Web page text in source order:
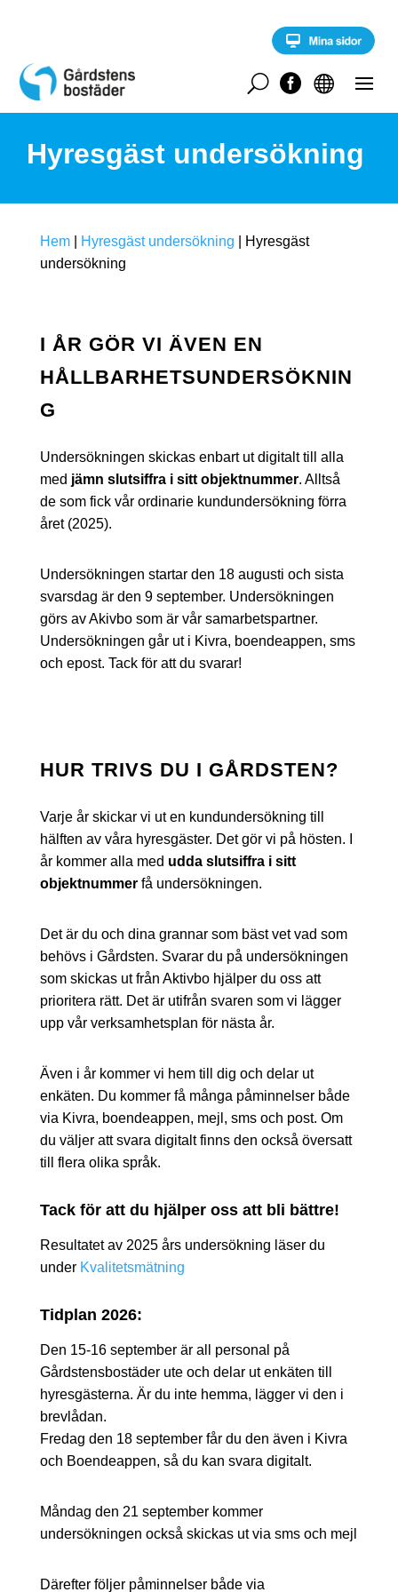
c
n


U
Hyresgäst undersökning
Hem Hyresgäst undersökning
Hyresgäst
undersökning
I ÅR GÖR VI ÄVEN EN
HÅLLBARHETSUNDERSÖKNIN
G
Undersökningen skickas enbart ut digitalt till alla
med jämn slutsiffra i sitt objektnummer. Alltså
de som fick vår ordinarie kundundersökning förra
året (2025).
Undersökningen startar den 18 augusti och sista
svarsdag är den 9 september. Undersökningen
görs av Akivbo som är vår samarbetspartner.
Undersökningen går ut i Kivra, boendeappen, sms
och epost. Tack för att du svarar!
HUR TRIVS DU I GÅRDSTEN?
Varje år skickar vi ut en kundundersökning till
hälften av våra hyresgäster. Det gör vi på hösten. I
år kommer alla med udda slutsiffra i sitt
objektnummerfå undersökningen.
Det är du och dina grannar som bäst vet vad som
behövs i Gårdsten. Svarar du på undersökningen
som skickas ut från Aktivbo hjälper du oss att
prioritera rätt. Det är utifrån svaren som vi lägger
upp vår verksamhetsplan för nästa år.
Även i år kommer vi hem till dig och delar ut
enkäten. Du kommer få många påminnelser både
via Kivra, boendeappen, mejl, sms och post. Om
du väljer att svara digitalt finns den också översatt
till flera olika språk.
Tack för att du hjälper oss att bli bättre!
Resultatet av 2025 års undersökning läser du
under Kvalitetsmätning
Tidplan 2026:
Den 15-16 september är all personal på
Gårdstensbostäder ute och delar ut enkäten till
hyresgästerna. Är du inte hemma, lägger vi den i
brevlådan.
Fredag den 18 september får du den även i Kivra
och Boendeappen, så du kan svara digitalt.
Måndag den 21 september kommer
undersökningen också skickas ut via sms och mejl
Därefter följer påminnelser både via